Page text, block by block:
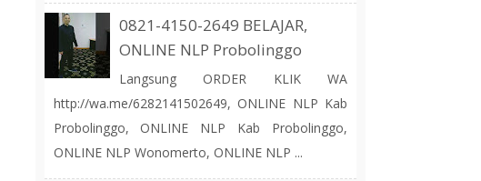
0821-4150-2649 BELAJAR,
ONLINE NLP Probolinggo
Langsung ORDER KLIK WA
http://wa.me/6282141502649, ONLINE NLP Kab
Probolinggo, ONLINE NLP Kab Probolinggo,
ONLINE NLP Wonomerto, ONLINE NLP ...